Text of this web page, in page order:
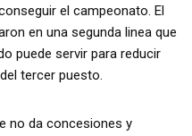
el campeonato. El
en una segunda linea que
puede servir para reducir
tercer puesto.
no da concesiones y